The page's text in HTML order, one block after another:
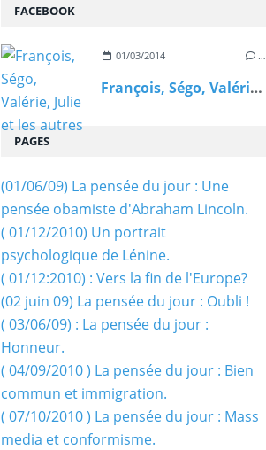
FACEBOOK
01/03/2014 …
François, Ségo, Valérie, Julie et les autres
PAGES
(01/06/09) La pensée du jour : Une
pensée obamiste d'Abraham Lincoln.
( 01/12/2010) Un portrait
psychologique de Lénine.
( 01/12:2010) : Vers la fin de l'Europe?
(02 juin 09) La pensée du jour : Oubli !
( 03/06/09) : La pensée du jour :
Honneur.
( 04/09/2010 ) La pensée du jour : Bien
commun et immigration.
( 07/10/2010 ) La pensée du jour : Mass
media et conformisme.